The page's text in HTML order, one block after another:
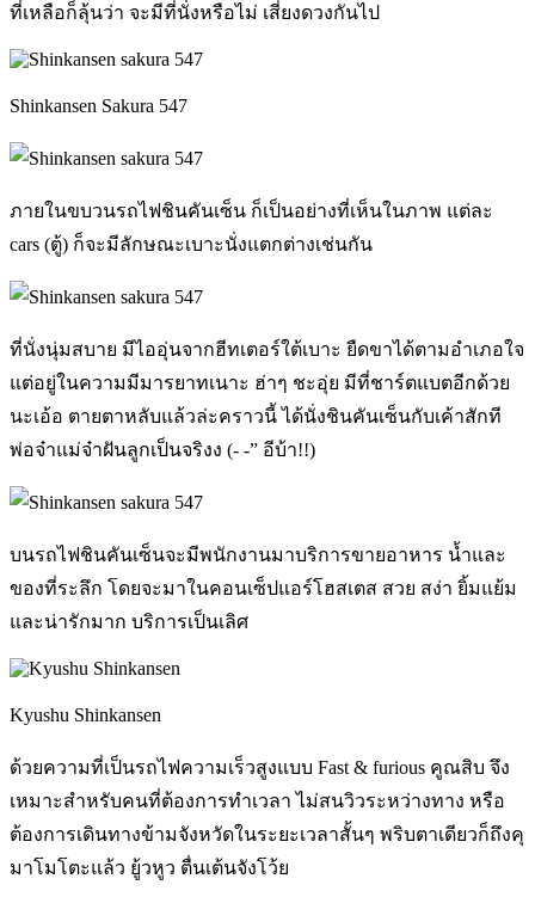
ที่เหลือก็ลุ้นว่า จะมีที่นั่งหรือไม่ เสี่ยงดวงกันไป
Shinkansen Sakura 547
ภายในขบวนรถไฟชินคันเซ็น ก็เป็นอย่างที่เห็นในภาพ แต่ละ
cars (ตู้) ก็จะมีลักษณะเบาะนั่งแตกต่างเช่นกัน
ที่นั่งนุ่มสบาย มีไออุ่นจากฮีทเตอร์ใต้เบาะ ยืดขาได้ตามอำเภอใจ
แต่อยู่ในความมีมารยาทเนาะ ฮ่าๆ ชะอุ่ย มีที่ชาร์ตแบตอีกด้วย
นะเอ้อ ตายตาหลับแล้วล่ะคราวนี้ ได้นั่งชินคันเซ็นกับเค้าสักที
พ่อจ๋าแม่จ๋าฝันลูกเป็นจริงง (- -” อีบ้า!!)
บนรถไฟชินคันเซ็นจะมีพนักงานมาบริการขายอาหาร น้ำและ
ของที่ระลึก โดยจะมาในคอนเซ็ปแอร์โฮสเตส สวย สง่า ยิ้มแย้ม
และน่ารักมาก บริการเป็นเลิศ
Kyushu Shinkansen
ด้วยความที่เป็นรถไฟความเร็วสูงแบบ Fast & furious คูณสิบ จึง
เหมาะสำหรับคนที่ต้องการทำเวลา ไม่สนวิวระหว่างทาง หรือ
ต้องการเดินทางข้ามจังหวัดในระยะเวลาสั้นๆ พริบตาเดียวก็ถึงคุ
มาโมโตะแล้ว ยู้วหูว ตื่นเต้นจังโว้ย